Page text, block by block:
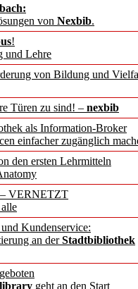
von Nexbib.
!
und Lehre
von Bildung und
Türen zu sind! – nexbib
als Information-Broker
einfacher zugänglich
den ersten Lehrmitteln
VERNETZT
Kundenservice:
an derStadtbibliothek
library geht an den Start
für
in
neu